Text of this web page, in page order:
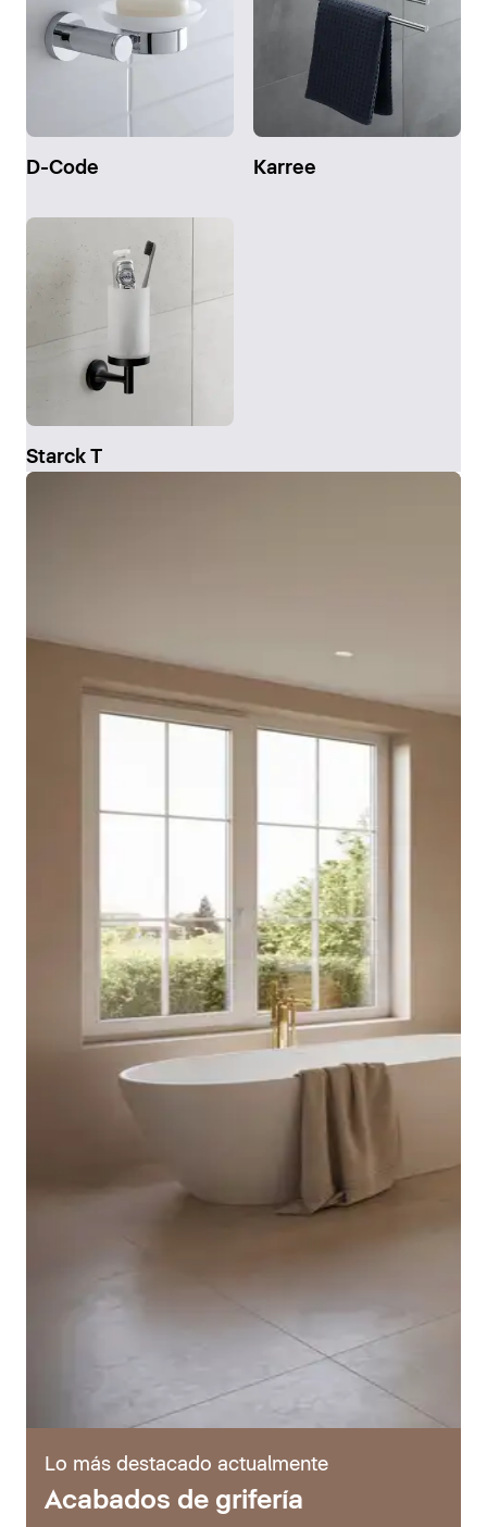
D-Code Karree
Starck T
Lo más destacado actualmente
Acabados de grifería